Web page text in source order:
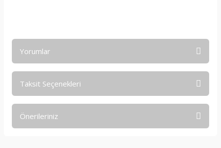
Yorumlar
Taksit Seçenekleri
Önerileriniz